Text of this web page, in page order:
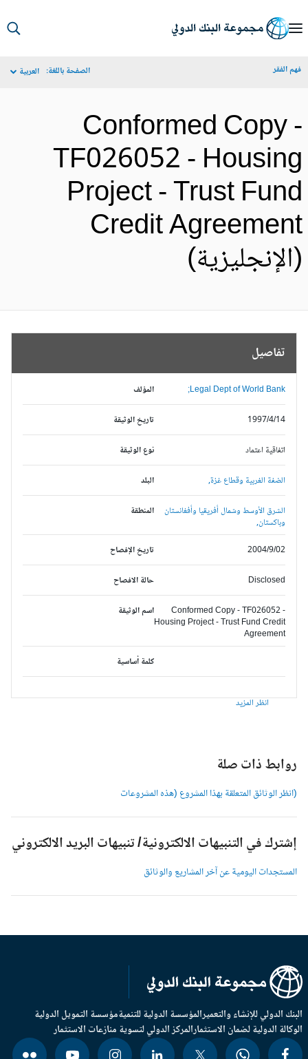
الفقر الصفحة باللغة: العربية
Conformed Copy
TF026052 -
Project - Trust
Credit
تفاصيل
المؤلف Legal Dept of World Bank;
تاريخ الوثيقة 1997/4/14
نوع الوثيقة اتفاقية اعتماد
البلد الضفة الغربية وقطاع غزة,
المنطقة
الشرق الأوسط وشمال أفريقيا وأفغانستان
وباكستان,
تاريخ الإفصاح
2004/9/02
حالة الافصاح Disclosed
اسم الوثيقة
Conformed Copy - TF026052 -
Housing Project - Trust Fund Credit
Agreement
كلمة أساسية
انظر المزيد
روابط ذات صلة
(انظر الوثائق المتعلقة بهذا المشروع (هذه المشروعات
إشترك في التنبيهات الالكترونية/ تنبيهات البريد الالكتروني
المستجدات اليومية عن آخر المشاريع والوثائق
الدولي للإنشاء والتعميرالمؤسسة الدولية للتنميةمؤسسة التمويل الدولية
الدولية لضمان الاستثمارالمركز الدولي لتسوية منازعات الاستثمار